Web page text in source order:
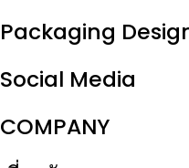
Packaging
Social Media
COMPANY